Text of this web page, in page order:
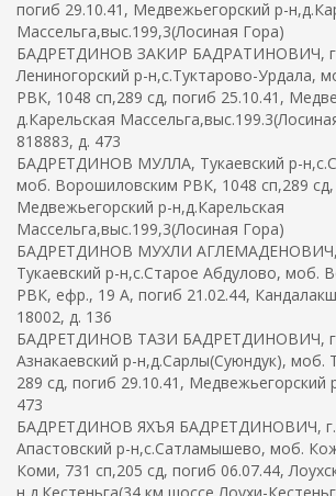
погиб 29.10.41, Медвежьегорский р-
Массельга,выс.199,3(Лосиная Гора)
БАДРЕТДИНОВ ЗАКИР БАДРАТИНОВИЧ,
Лениногорский р-н,с.Туктарово-Урдала,
РВК, 1048 сп,289 сд, погиб 25.10.41,
д.Карельская
818883, д. 473
БАДРЕТДИНОВ МУЛЛА, Тукаевский р-
моб. Ворошиловским РВК, 1048 сп,289 сд,
Медвежьегорский р-н,д.Карельская
Массельга,выс.199,3(Лосиная Гора)
БАДРЕТДИНОВ МУХЛИ АГЛЕМАДЕНОВИЧ,
Тукаевский р-н,с.Старое Абдулово, моб.
РВК, ефр., 19 А, погиб 21.02.44,
18002, д. 136
БАДРЕТДИНОВ ТАЗИ БАДРЕТДИНОВИЧ,
Азнакаевский р-н,д.Сарлы(Суюндук), моб.
289 сд, погиб 29.10.41, Медвежьегорский
473
БАДРЕТДИНОВ ЯХЪЯ БАДРЕТДИНОВИЧ,
Апастовский р-н,с.Сатламышево, моб.
Коми, 731 сп,205 сд, погиб 06.07.44,